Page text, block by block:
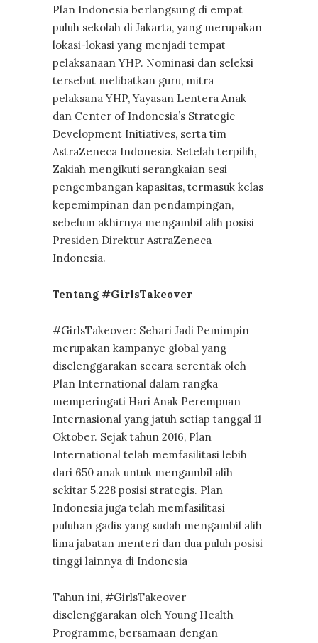
Plan Indonesia berlangsung di empat
puluh sekolah di Jakarta, yang merupakan
lokasi-lokasi yang menjadi tempat
pelaksanaan YHP. Nominasi dan seleksi
tersebut melibatkan guru, mitra
pelaksana YHP, Yayasan Lentera Anak
dan Center of Indonesia’s Strategic
Development Initiatives, serta tim
AstraZeneca Indonesia. Setelah terpilih,
Zakiah mengikuti serangkaian sesi
pengembangan kapasitas, termasuk kelas
kepemimpinan dan pendampingan,
sebelum akhirnya mengambil alih posisi
Presiden Direktur AstraZeneca
Indonesia.
Tentang #GirlsTakeover
#GirlsTakeover: Sehari Jadi Pemimpin
merupakan kampanye global yang
diselenggarakan secara serentak oleh
Plan International dalam rangka
memperingati Hari Anak Perempuan
Internasional yang jatuh setiap tanggal 11
Oktober. Sejak tahun 2016, Plan
International telah memfasilitasi lebih
dari 650 anak untuk mengambil alih
sekitar 5.228 posisi strategis. Plan
Indonesia juga telah memfasilitasi
puluhan gadis yang sudah mengambil alih
lima jabatan menteri dan dua puluh posisi
tinggi lainnya di Indonesia
Tahun ini, #GirlsTakeover
diselenggarakan oleh Young Health
Programme, bersamaan dengan